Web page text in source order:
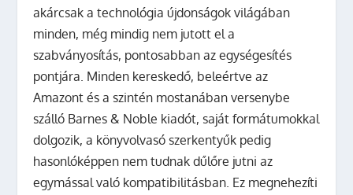
akárcsak a technológia újdonságok világában
minden, még mindig nem jutott el a
szabványosítás, pontosabban az egységesítés
pontjára. Minden kereskedő, beleértve az
Amazont és a szintén mostanában versenybe
szálló Barnes & Noble kiadót, saját formátumokkal
dolgozik, a könyvolvasó szerkentyűk pedig
hasonlóképpen nem tudnak dűlőre jutni az
egymással való kompatibilitásban. Ez megnehezíti